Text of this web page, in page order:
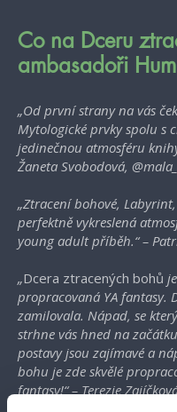
Co na Dceru
ambasadoři
„Od první strany na vás
Mytologické prvky spolu s
jedinečnou atmosféru
Žaneta Svobodová,
„Ztracení bohové,
perfektně vykreslená
young adult příběh.“ –
„Dcera ztracených bohů
propracovaná YA fantasy.
zamilovala. Nápad, se
strhne vás hned na
postavy jsou zajímavé a
bohu je zde skvělé
fantasy!“ – Terezie